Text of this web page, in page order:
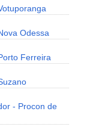
Odessa
Ferreira
- Procon de